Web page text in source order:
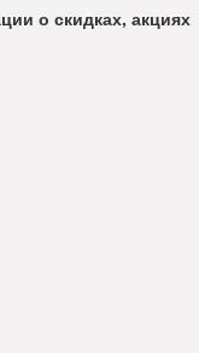
о скидках, акциях